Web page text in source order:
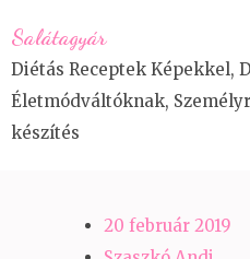
to
content
(Press
Enter)
Salátagyár
Diétás Receptek Képekkel,
Életmódváltóknak,
készítés
20 február 2019